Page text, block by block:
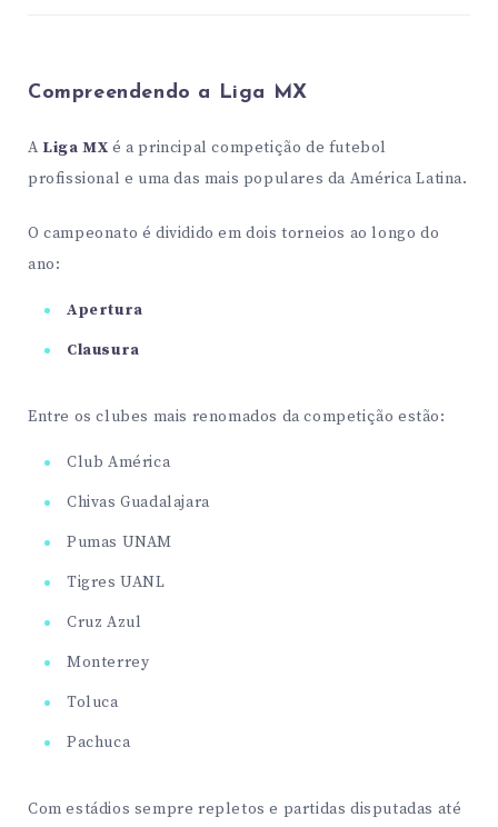
Compreendendo a Liga MX
A Liga MX é a principal competição de futebol
profissional e uma das mais populares da América Latina.
O campeonato é dividido em dois torneios ao longo do
ano:
Apertura
Clausura
Entre os clubes mais renomados da competição estão:
Club América
Chivas Guadalajara
Pumas UNAM
Tigres UANL
Cruz Azul
Monterrey
Toluca
Pachuca
Com estádios sempre repletos e partidas disputadas até